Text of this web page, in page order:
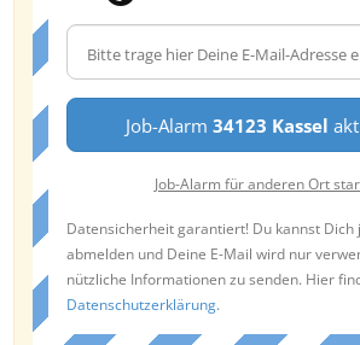
Job-Alarm 34123 Kassel
Job-Alarm für anderen Ort
Datensicherheit garantiert! Du kannst Dich
abmelden und Deine E-Mail wird nur
nützliche Informationen zu senden. Hier
Datenschutzerklärung.